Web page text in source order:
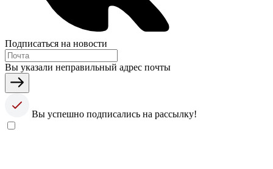
Подписаться на новости
Вы указали неправильный адрес почты
Вы успешно подписались на рассылку!